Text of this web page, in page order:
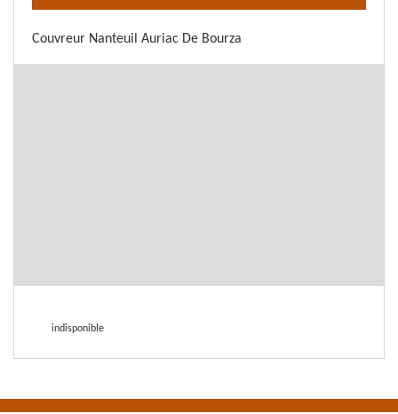
Couvreur Nanteuil Auriac De Bourza
indisponible